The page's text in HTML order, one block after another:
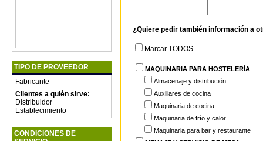
TIPO DE PROVEEDOR
Fabricante
Clientes a quién sirve:
Distribuidor
Establecimiento
CONDICIONES DE
¿Quiere pedir también información a
Marcar TODOS
MAQUINARIA PARA HOSTELERÍA
Almacenaje y distribución
Auxiliares de cocina
Maquinaria de cocina
Maquinaria de frío y calor
Maquinaria para bar y restaurante